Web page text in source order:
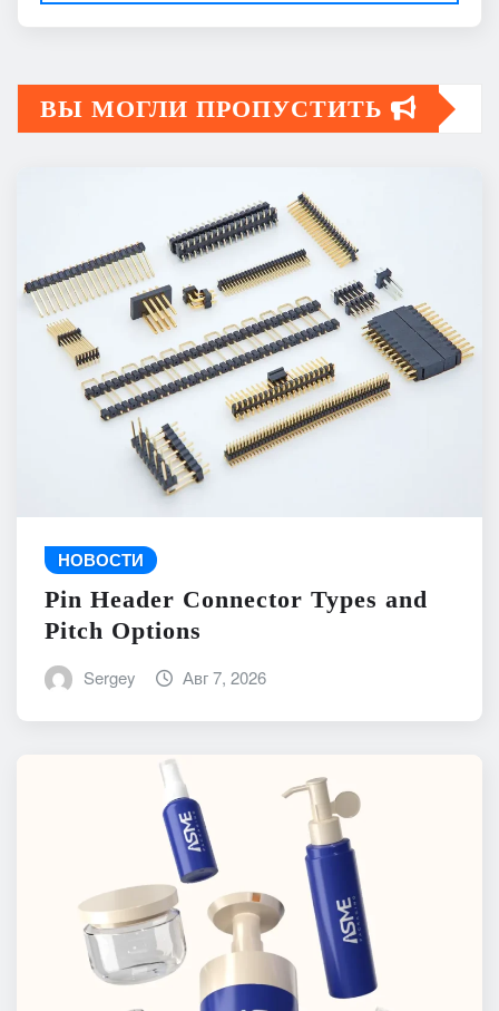
ВЫ МОГЛИ ПРОПУСТИТЬ
НОВОСТИ
Pin Header Connector Types and
Pitch Options
Sergey Авг 7, 2026